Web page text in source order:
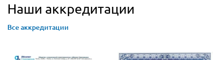
Наши аккредитации
Все аккредитации